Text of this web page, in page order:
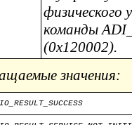
физического
команды
(0x120002).
значения: